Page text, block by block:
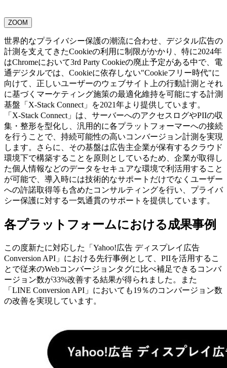
ZOOM
世界的なプライバシー保護の潮流に合わせ、デジタル広告の
計測を支えてきたCookieの利用に制限がかかり、特に2024年
はChromeにおいて3rd Party Cookieの廃止予定がある中で、電
通デジタルでは、Cookieに依存しない"Cookieフリー時代"に
向けて、正しいユーザーのウェブサイト上の行動計測とそれ
に基づくマーケティング施策の最適化維持を可能にする計測
基盤「X-Stack Connect」を2021年より提供しています。
「X-Stack Connect」は、サーバーへのアクセスログやPIIの収
集・整形を型化し、汎用的に各プラットフォーマーへの接続
を行うことで、持続可能性の高いコンバージョン計測を実現
します。さらに、その基盤は広告主企業が保有するクラウド
環境下で構築することを原則としているため、企業が取得し
た個人情報などのデータをセキュアな環境で利活用すること
が可能で、導入時には技術的なサポートだけでなくユーザー
への許諾取得等も含めたコンサルティングを行い、プライバ
シー保護に対する一気通貫のサポートを提供しています。
各プラットフォームにおける成果事例
この度新たに対応した「Yahoo!広告 ディスプレイ広告
Conversion API」における先行事例として、PIIを活用するこ
とで従来のWebコンバージョンタグに比べ補足できるコンバ
ージョン数が33%改善する結果が得られました。また
「LINE Conversion API」においても19％のコンバージョン数
の改善を実現しています。